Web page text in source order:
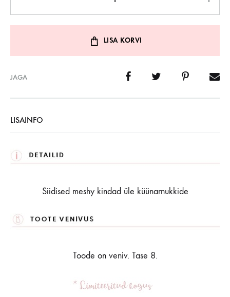
LISA KORVI
JAGA
LISAINFO
Siidised meshy kindad üle küünarnukkide
Toode on veniv. Tase 8.